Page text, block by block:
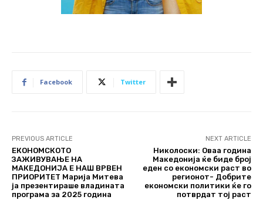
Facebook Twitter
PREVIOUS ARTICLE
ЕКОНОМСКОТО
ЗАЖИВУВАЊЕ НА
МАКЕДОНИЈА Е НАШ ВРВЕН
ПРИОРИТЕТ Марија Митева
ја презентираше владината
програма за 2025 година
NEXT ARTICLE
Николоски: Оваа година
Македонија ќе биде број
еден со економски раст во
регионот- Добрите
економски политики ќе го
потврдат тој раст